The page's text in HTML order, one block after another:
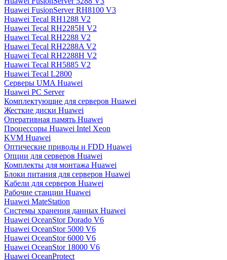
Huawei FusionServer RH8100 V3
Huawei Tecal RH1288 V2
Huawei Tecal RH2285H V2
Huawei Tecal RH2288 V2
Huawei Tecal RH2288A V2
Huawei Tecal RH2288H V2
Huawei Tecal RH5885 V2
Huawei Tecal L2800
Серверы UMA Huawei
Huawei PC Server
Комплектующие для серверов Huawei
Жесткие диски Huawei
Оперативная память Huawei
Процессоры Huawei Intel Xeon
KVM Huawei
Оптические приводы и FDD Huawei
Опции для серверов Huawei
Комплекты для монтажа Huawei
Блоки питания для серверов Huawei
Кабели для серверов Huawei
Рабочие станции Huawei
Huawei MateStation
Системы хранения данных Huawei
Huawei OceanStor Dorado V6
Huawei OceanStor 5000 V6
Huawei OceanStor 6000 V6
Huawei OceanStor 18000 V6
Huawei OceanProtect